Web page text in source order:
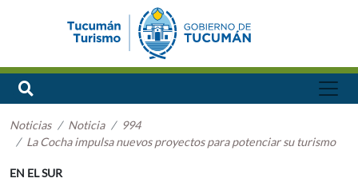
Noticias Noticia
994
La Cocha impulsa nuevos proyectos para potenciar su turismo
EN EL SUR